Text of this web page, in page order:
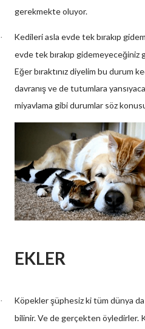
gerekmekte oluyor.
·
Kedileri asla evde tek bırakıp
evde tek bırakıp gidemeyeceğiniz
Eğer bıraktınız diyelim bu durum
davranış ve de tutumlara
miyavlama gibi durumlar söz
EKLER
·
Köpekler şüphesiz ki tüm dünya
bilinir. Ve de gerçekten öyledirler.